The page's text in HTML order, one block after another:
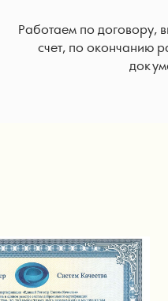
Работаем по договору,
счет, по окончанию